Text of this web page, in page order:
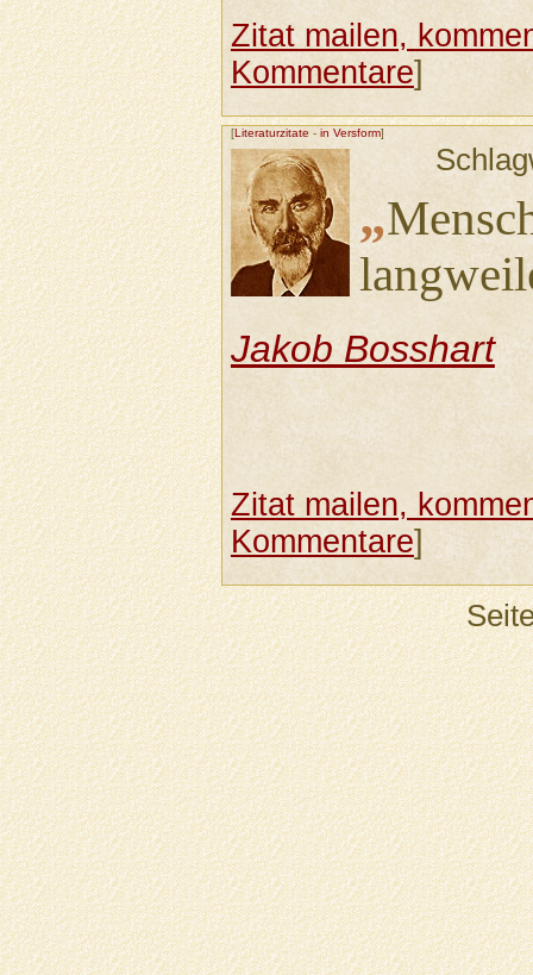
Zitat mailen,
Kommentare]
[Literaturzitate - in Versform]
„
Jakob Bosshart
Zitat mailen,
Kommentare]